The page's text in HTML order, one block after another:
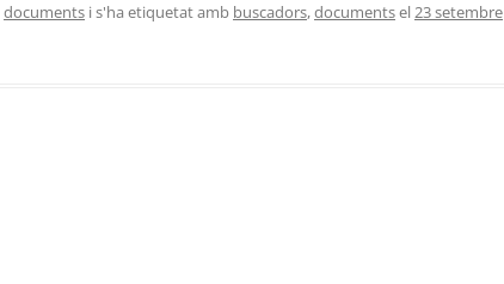
documents i s'ha etiquetat amb buscadors,documentsel23 setembre